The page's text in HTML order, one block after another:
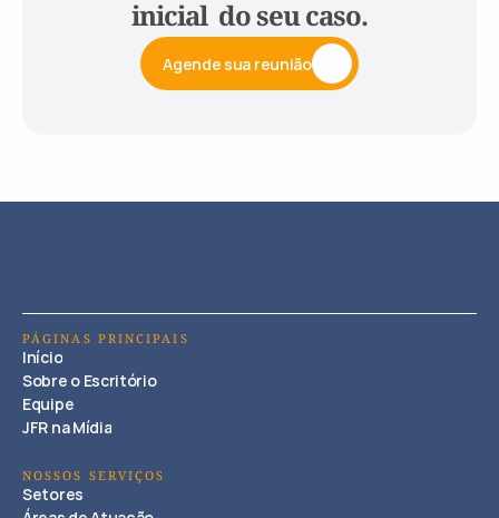
inicial  do seu caso.
Agende sua reunião
PÁGINAS PRINCIPAIS
Início
Sobre o Escritório
Equipe
JFR na Mídia
NOSSOS SERVIÇOS
Setores